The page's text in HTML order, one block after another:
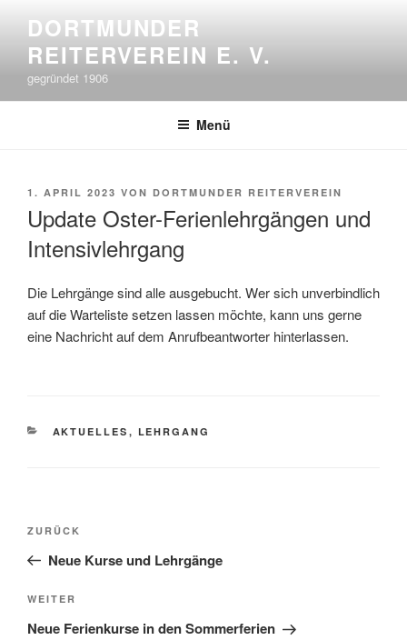
springen
DORTMUNDER
REITERVEREIN E. V.
gegründet 1906
Menü
VERÖFFENTLICHT
1. APRIL 2023 VON DORTMUNDER REITERVEREIN
Update Oster-Ferienlehrgängen und
Intensivlehrgang
Die Lehrgänge sind alle ausgebucht. Wer sich unverbindlich
auf die Warteliste setzen lassen möchte, kann uns gerne
eine Nachricht auf dem Anrufbeantworter hinterlassen.
KATEGORIEN
AKTUELLES , LEHRGANG
Beitragsnavigation
Vorheriger
Beitrag
ZURÜCK
Neue Kurse und Lehrgänge
Nächster
Beitrag
WEITER
Neue Ferienkurse in den Sommerferien